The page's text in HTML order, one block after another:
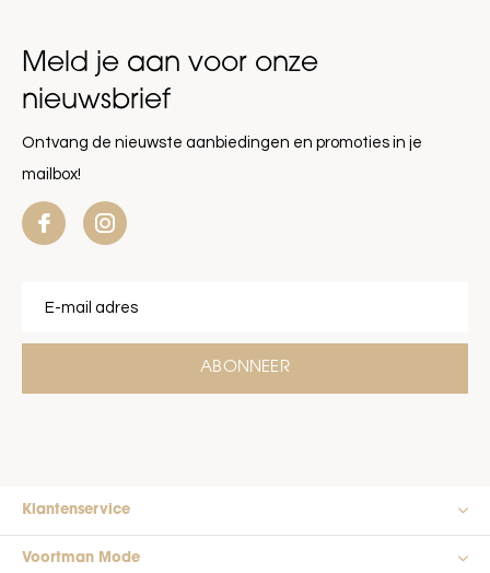
Meld je aan voor onze
nieuwsbrief
Ontvang de nieuwste aanbiedingen en promoties in je
mailbox!
ABONNEER
Klantenservice
Voortman Mode